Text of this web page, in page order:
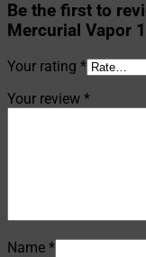
Be the first to
Mercurial Vapor
Your rating *
Your review *
Name *